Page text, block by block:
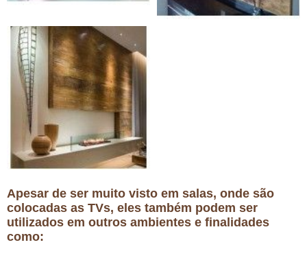
Apesar de ser muito visto em salas, onde são
colocadas as TVs, eles também podem ser
utilizados em outros ambientes e finalidades
como: